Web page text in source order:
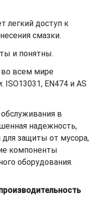
легкий доступ к
смазки.
и понятны.
всем мире
ISO13031, EN474 и AS
в
надежность,
защиты от мусора,
компоненты
оборудования.